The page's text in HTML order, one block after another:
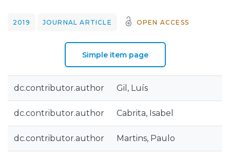
2019 JOURNAL ARTICLE OPEN ACCESS
Simple item page
dc.contributor.author Gil, Luís
dc.contributor.author Cabrita, Isabel
dc.contributor.author Martins, Paulo